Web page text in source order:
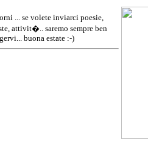
... se volete inviarci poesie,
attivit�.. saremo sempre ben
buona estate :-)